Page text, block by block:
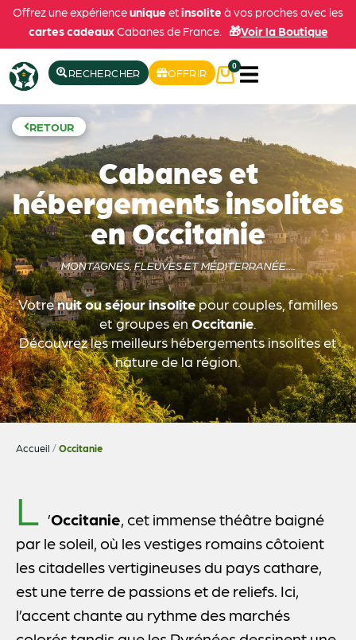
Offrez une expérienceunique etinsolite à vos proches avec les
cartes cadeauxCabanes de France. 🎁Voir la Boutique
RECHERCHER OFFRIR
0
RETOUR
Cabanes et
hébergements insolites
en Occitanie
MONTAGNES, FLEUVES ET MÉDITERRANÉE....
Votrenuit ou séjour insolitepour couples, familles
et groupes en Occitanie
Découvrez les meilleurs hébergements insolites et
nature de la région.
Accueil /Occitanie
L ’Occitanie, cet immense théâtre baigné
par le soleil, où les vestiges romains côtoient
les citadelles vertigineuses du pays cathare,
est une terre de passions et de reliefs. Ici,
l’accent chante au rythme des marchés